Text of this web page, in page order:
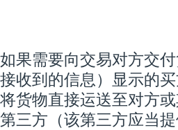
果需要向交易对方交
接收到的信息）显示的
货物直接运送至对方
三方（该第三方应当